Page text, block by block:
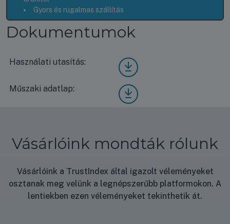
Gyors és rugalmas szállítás
Dokumentumok
Használati utasítás:
Fishe
r F-
DRY
301A
E4
útmu
Műszaki adatlap:
Fishe
r F-
műsz
aki
ap
Vásárlóink mondták rólunk
Vásárlóink a TrustIndex által igazolt véleményeket
osztanak meg velünk a legnépszerűbb platformokon. A
lentiekben ezen véleményeket tekinthetik át.